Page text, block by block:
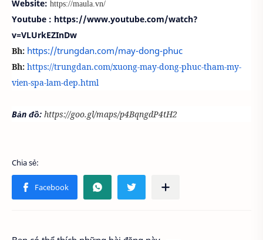
Website: https://maula.vn/
Youtube : https://www.youtube.com/watch?
v=VLUrkEZInDw
Bh: https://trungdan.com/may-dong-phuc
Bh: https://trungdan.com/xuong-may-dong-phuc-tham-my-
vien-spa-lam-dep.html
Bản đồ: https://goo.gl/maps/p4BqngdP4tH2